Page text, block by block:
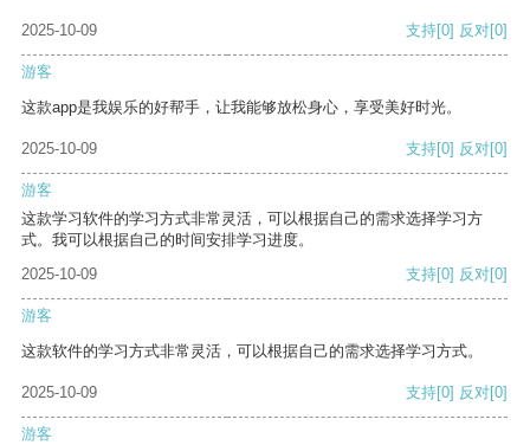
2025-10-09 支持[0] 反对[0]
游客
这款app是我娱乐的好帮手，让我能够放松身心，享受美好时光。
2025-10-09 支持[0] 反对[0]
游客
这款学习软件的学习方式非常灵活，可以根据自己的需求选择学习方
式。我可以根据自己的时间安排学习进度。
2025-10-09
支持[0] 反对[0]
游客
这款软件的学习方式非常灵活，可以根据自己的需求选择学习方式。
2025-10-09 支持[0] 反对[0]
游客